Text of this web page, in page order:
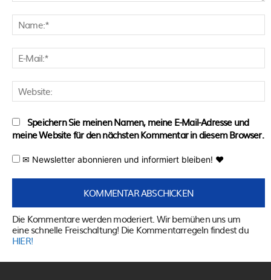
Speichern Sie meinen Namen, meine E-Mail-Adresse und
meine Website für den nächsten Kommentar in diesem Browser.
✉ Newsletter abonnieren und informiert bleiben! ♥
Die Kommentare werden moderiert. Wir bemühen uns um
eine schnelle Freischaltung! Die Kommentarregeln findest du
HIER!